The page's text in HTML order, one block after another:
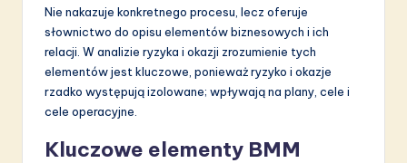
o
Nie nakazuje konkretnego procesu, lecz oferuje
słownictwo do opisu elementów biznesowych i ich
relacji. W analizie ryzyka i okazji zrozumienie tych
elementów jest kluczowe, ponieważ ryzyko i okazje
rzadko występują izolowane; wpływają na plany, cele i
cele operacyjne.
Kluczowe elementy BMM